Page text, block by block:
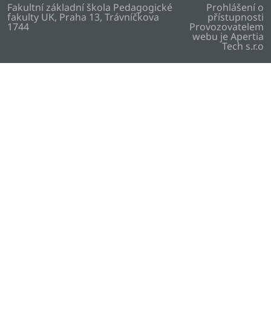
Fakultní základní škola Pedagogické
fakulty UK, Praha 13, Trávníčkova
1744
Prohlášení o
přístupnosti
Provozovatelem
webu je Apertia
Tech s.r.o